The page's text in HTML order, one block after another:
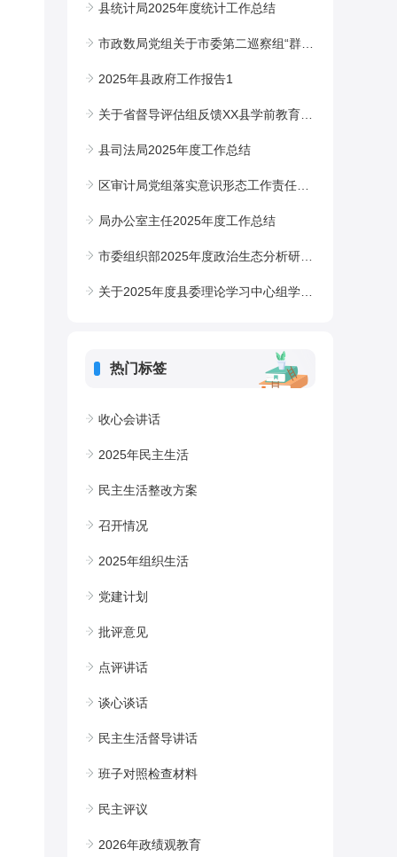
县统计局2025年度统计工作总结
市政数局党组关于市委第二巡察组“群腐”专项巡察反馈问题整改情况的报告
2025年县政府工作报告1
关于省督导评估组反馈XX县学前教育普及普惠专项督导意见的整改报告
县司法局2025年度工作总结
区审计局党组落实意识形态工作责任制自查自纠情况报告
局办公室主任2025年度工作总结
市委组织部2025年度政治生态分析研判报告
关于2025年度县委理论学习中心组学习情况的报告
热门标签
收心会讲话
2025年民主生活
民主生活整改方案
召开情况
2025年组织生活
党建计划
批评意见
点评讲话
谈心谈话
民主生活督导讲话
班子对照检查材料
民主评议
2026年政绩观教育